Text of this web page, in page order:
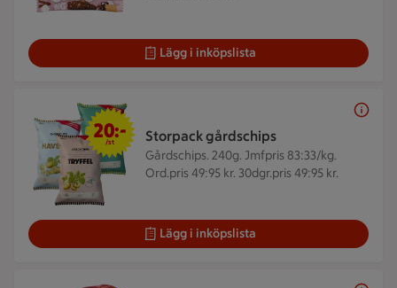
Lägg i inköpslista
Storpack gårdschips
Gårdschips. 240g. Jmfpris 83:33/kg.
Ord.pris 49:95 kr. 30dgr.pris 49:95 kr.
20 kr/st
20:-
/st
Lägg i inköpslista